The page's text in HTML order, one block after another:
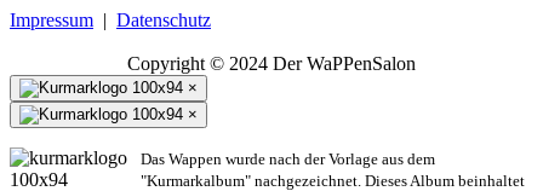
Impressum | Datenschutz
Copyright © 2024 Der WaPPenSalon
×
×
Das Wappen wurde nach der Vorlage aus dem
"Kurmarkalbum" nachgezeichnet. Dieses Album beinhaltet